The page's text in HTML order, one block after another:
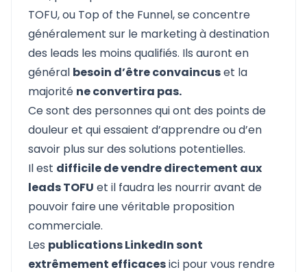
TOFU, ou Top of the Funnel, se concentre
généralement sur le marketing à destination
des leads les moins qualifiés. Ils auront en
général besoin d’être convaincuset la
majorité ne convertira pas.
Ce sont des personnes qui ont des points de
douleur et qui essaient d’apprendre ou d’en
savoir plus sur des solutions potentielles.
Il est difficile de vendre directement aux
leads TOFU et il faudra les nourrir avant de
pouvoir faire une véritable proposition
commerciale.
Les publications LinkedIn sont
extrêmement efficacesici pour vous rendre